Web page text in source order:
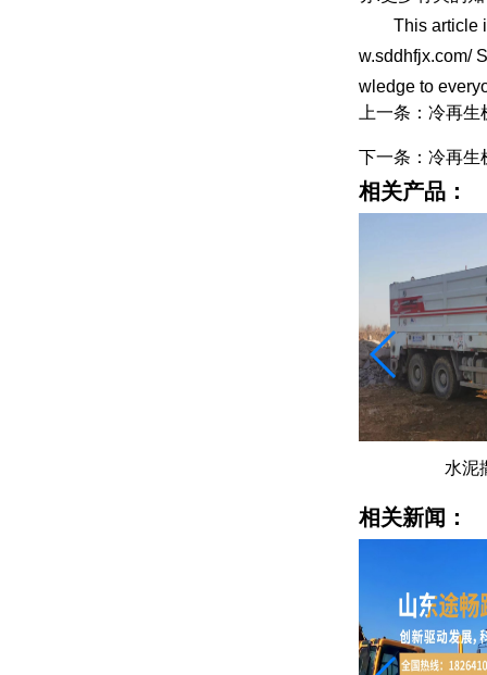
This article is
w.sddhfjx.com/
wledge to
上一条：冷再
下一条：冷再生
相关产品：
水泥
相关新闻：